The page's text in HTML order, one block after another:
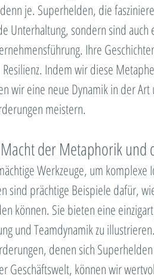
In eigener Sache
Führung & Leadership
je. Superhelden, die
Unterhaltung, sondern sind
Ihre
Indem wir diese
wir eine neue Dynamik in der Art
meistern.
der Metaphorik und
Werkzeuge, um komplexe
sind prächtige Beispiele dafür,
können. Sie bieten eine
und Teamdynamik zu
denen sich
Geschäftswelt, können wir